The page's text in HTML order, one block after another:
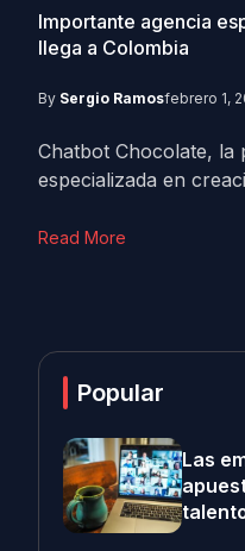
Importante agencia
llega a Colombia
By Sergio Ramosfebrero 1,
Chatbot Chocolate, la
especializada en
Read More
Popular
Las